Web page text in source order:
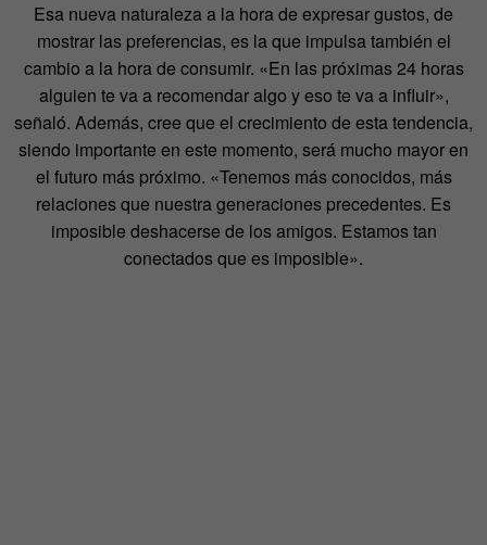
Esa nueva naturaleza a la hora de expresar gustos, de
mostrar las preferencias, es la que impulsa también el
cambio a la hora de consumir. «En las próximas 24 horas
alguien te va a recomendar algo y eso te va a influir»,
señaló. Además, cree que el crecimiento de esta tendencia,
siendo importante en este momento, será mucho mayor en
el futuro más próximo. «Tenemos más conocidos, más
relaciones que nuestra generaciones precedentes. Es
imposible deshacerse de los amigos. Estamos tan
conectados que es imposible».